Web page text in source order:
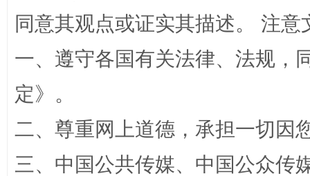
同意其观点或证实其描述。 注
一、遵守各国有关法律、法规，
定》。
二、尊重网上道德，承担一切因
三、中国公共传媒、中国公众传